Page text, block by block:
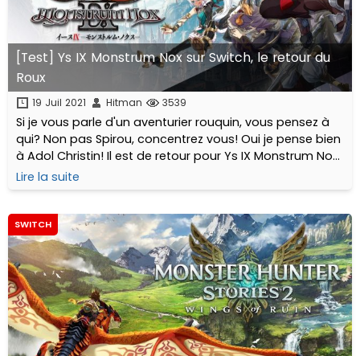
[Test] Ys IX Monstrum Nox sur Switch, le retour du
Roux
19 Juil 2021 Hitman 3539
Si je vous parle d'un aventurier rouquin, vous pensez à
qui? Non pas Spirou, concentrez vous! Oui je pense bien
à Adol Christin! Il est de retour pour Ys IX Monstrum Nox.
Développé par Nihon Falcom et édité par NIS America, le
9eme épisode canonique...
Lire la suite
SWITCH